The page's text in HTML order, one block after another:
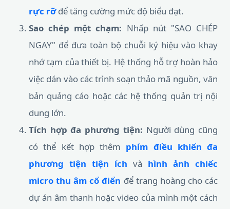
rực rỡđể tăng cường mức độ biểu đạt.
Sao chép một chạm: Nhấp nút "SAO CHÉP
NGAY" để đưa toàn bộ chuỗi ký hiệu vào khay
nhớ tạm của thiết bị. Hệ thống hỗ trợ hoàn hảo
việc dán vào các trình soạn thảo mã nguồn, văn
bản quảng cáo hoặc các hệ thống quản trị nội
dung lớn.
Tích hợp đa phương tiện: Người dùng cũng
có thể kết hợp thêm phím điều khiển đa
phương tiện tiện ích và hình ảnh chiếc
micro thu âm cổ điển để trang hoàng cho các
dự án âm thanh hoặc video của mình một cách